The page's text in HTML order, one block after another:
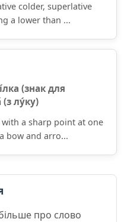
colder, superlative
a lower than ...
(знак для
(з лу́ку)
a sharp point at one
bow and arro...
про слово